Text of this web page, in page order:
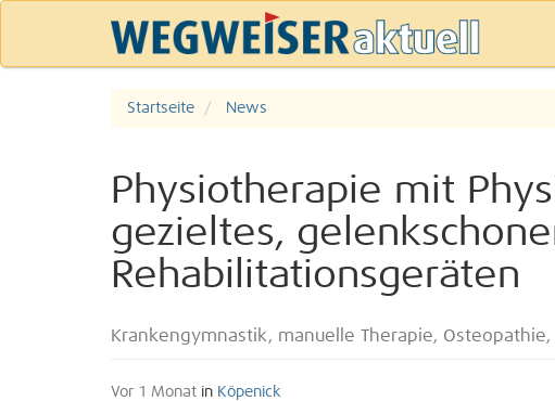
Startseite News
Physiotherapie mit
gezieltes,
Rehabilitationsgeräten
Krankengymnastik, manuelle Therapie, Osteopathie,
Vor 1 Monat in Köpenick